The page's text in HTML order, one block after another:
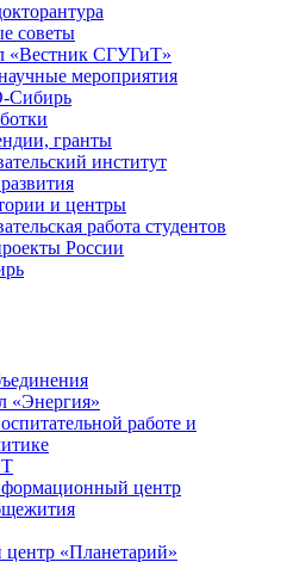
советы
«Вестник СГУГиТ»
мероприятия
Сибирь
гранты
институт
и центры
работа студентов
России
«Энергия»
работе и
центр
«Планетарий»